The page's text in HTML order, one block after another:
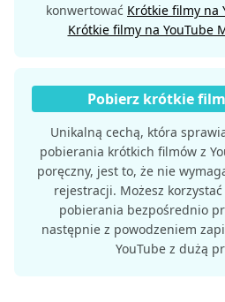
konwertować Krótkie filmy na
Krótkie filmy na YouTube
Pobierz krótkie
Unikalną cechą, która
pobierania krótkich filmów z
poręczny, jest to, że nie
rejestracji. Możesz
pobierania bezpośrednio
następnie z powodzeniem
YouTube z dużą